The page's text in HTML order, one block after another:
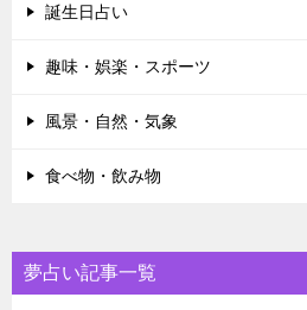
誕生日占い
趣味・娯楽・スポーツ
風景・自然・気象
食べ物・飲み物
夢占い記事一覧